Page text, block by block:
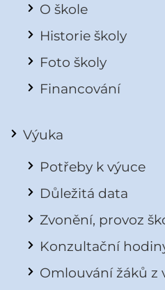
O škole
Historie školy
Foto školy
Financování
Výuka
Potřeby k výuce
Důležitá data
Zvonění, provoz
Konzultační
Omlouvání žáků z